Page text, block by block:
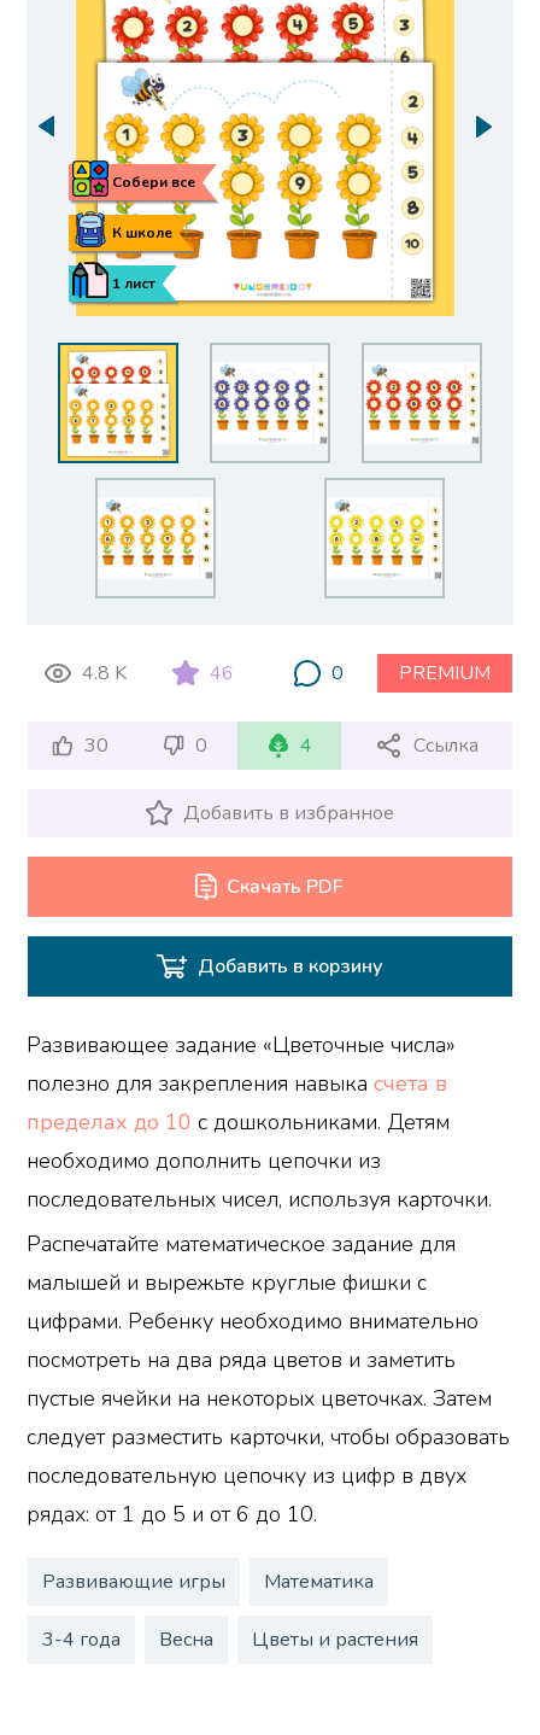
1 лист
К школе
Собери все
4.8 K 46 0 PREMIUM
30 0 4 Ссылка
Добавить в избранное
Скачать PDF
Добавить в корзину
Развивающее задание «Цветочные числа»
полезно для закрепления навыкасчета в
пределах до 10 с дошкольниками. Детям
необходимо дополнить цепочки из
последовательных чисел, используя карточки.
Распечатайте математическое задание для
малышей и вырежьте круглые фишки с
цифрами. Ребенку необходимо внимательно
посмотреть на два ряда цветов и заметить
пустые ячейки на некоторых цветочках. Затем
следует разместить карточки, чтобы образовать
последовательную цепочку из цифр в двух
рядах: от 1 до 5 и от 6 до 10.
Развивающие игры Математика
3-4 года Весна Цветы и растения